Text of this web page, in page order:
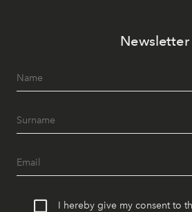
Newsletter
I hereby give my consent to